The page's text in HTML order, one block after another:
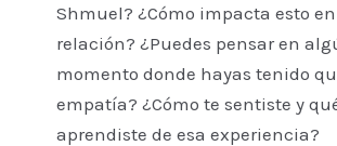
Shmuel? ¿Cómo impacta esto
relación? ¿Puedes pensar en
momento donde hayas tenido
empatía? ¿Cómo te sentiste y
aprendiste de esa experiencia?